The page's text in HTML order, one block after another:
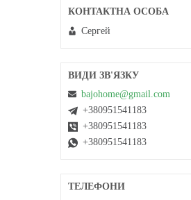
Сергей
bajohome@gmail.com
+380951541183
+380951541183
+380951541183